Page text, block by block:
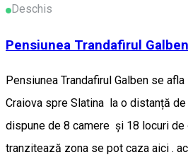
Deschis
Pensiunea Trandafirul
Pensiunea Trandafirul Galben se
Craiova spre Slatina la o distanță
dispune de 8 camere și 18 locuri de
tranzitează zona se pot caza aici .